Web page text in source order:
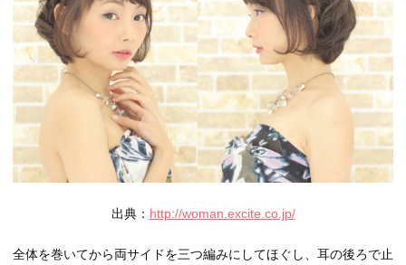
出典： http://woman.excite.co.jp/
全体を巻いてから両サイドを三つ編みにしてほぐし、耳の後ろで止